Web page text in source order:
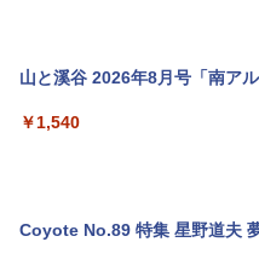
山と溪谷 2026年8月号「南アル
￥1,540
Coyote No.89 特集 星野道夫